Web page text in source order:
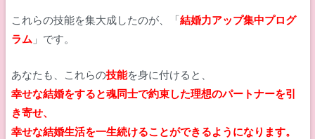
これらの技能を集大成したのが、「 結婚力アップ集中プログ
ラム」です。
あなたも、これらの技能を身に付けると、
幸せな結婚をすると魂同士で約束した理想のパートナーを引
き寄せ、
幸せな結婚生活を一生続けることができるようになります。